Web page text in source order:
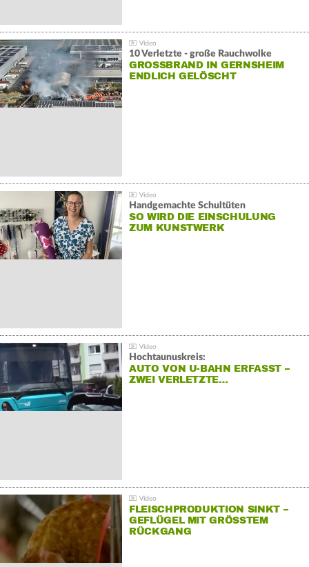
10 Verletzte - große Rauchwolke
GROSSBRAND IN GERNSHEIM E
NDLICH GELÖSCHT
Handgemachte Schultüten
SO WIRD DIE EINSCHULUNG
ZUM KUNSTWERK
Hochtaunuskreis:
AUTO VON U-BAHN ERFASST –
ZWEI VERLETZTE…
FLEISCHPRODUKTION SINKT –
GEFLÜGEL MIT GRÖSSTEM R
ÜCKGANG